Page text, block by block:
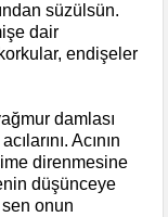
süzülsün.
dair
endişeler
damlası
Acının
direnmesine
düşünceye
onun